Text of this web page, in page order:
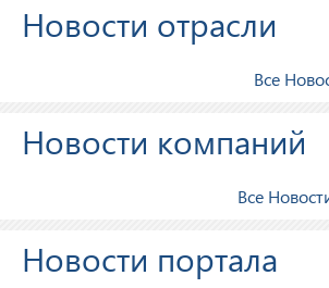
Новости отрасли
Все
Новости компаний
Все
Новости портала